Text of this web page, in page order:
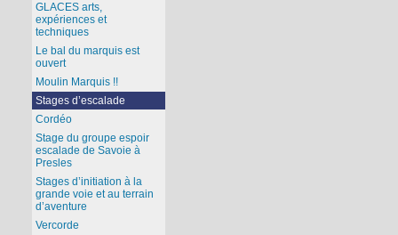
GLACES arts,
expériences et
techniques
Le bal du marquis est
ouvert
Moulin Marquis !!
Stages d’escalade
Cordéo
Stage du groupe espoir
escalade de Savoie à
Presles
Stages d’initiation à la
grande voie et au terrain
d’aventure
Vercorde